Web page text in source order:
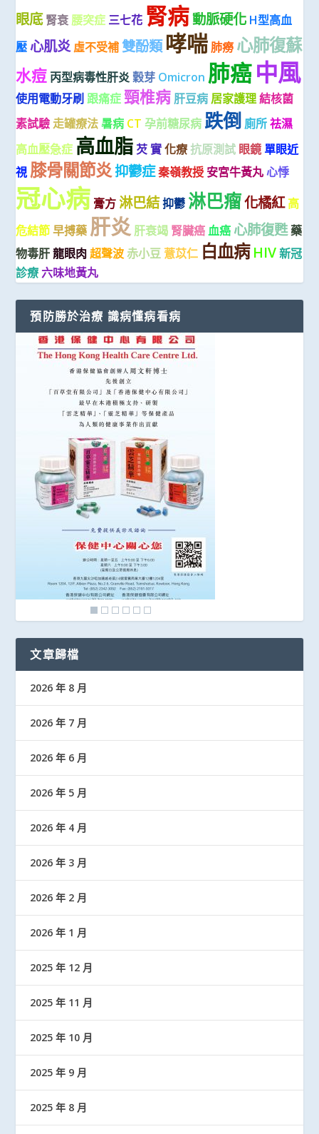
眼底 腎衰 腰突症 三七花 腎病動脈硬化 H型高血
壓 心肌炎 虛不受補 雙酚類 哮喘 肺癆 心肺復蘇
水痘 丙型病毒性肝炎 穀芽 Omicron 肺癌中風
使用電動牙刷 跟痛症 頸椎病 肝豆病 居家護理 結核菌
素試驗 走罐療法 暑病 CT 孕前糖尿病 跌倒 廁所 祛濕
高血壓急症 高血脂 芡 實 化療 抗原測試 眼鏡 單眼近
視 膝骨關節炎抑鬱症秦嶺教授 安宮牛黃丸 心悸
冠心病 膏方 淋巴結抑鬱 淋巴瘤化橘紅 高
危結節 早搏藥 肝炎 肝衰竭 腎臟癌 血癌 心肺復甦 藥
物毒肝 龍眼肉 超聲波 赤小豆 薏苡仁 白血病 HIV 新冠
診療 六味地黃丸
預防勝於治療 識病懂病看病
文章歸檔
2026 年 8 月
2026 年 7 月
2026 年 6 月
2026 年 5 月
2026 年 4 月
2026 年 3 月
2026 年 2 月
2026 年 1 月
2025 年 12 月
2025 年 11 月
2025 年 10 月
2025 年 9 月
2025 年 8 月